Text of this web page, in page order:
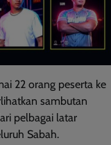
22 orang peserta ke
sambutan
pelbagai latar
Sabah.